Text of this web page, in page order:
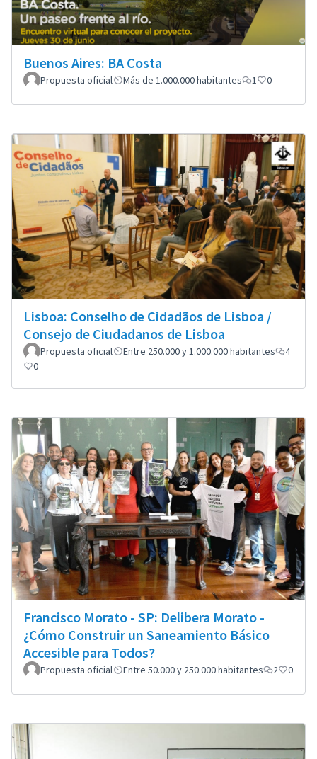
Buenos Aires: BA Costa
Propuesta oficial Más de 1.000.000 habitantes 1 0
Lisboa: Conselho de Cidadãos de Lisboa /
Consejo de Ciudadanos de Lisboa
Propuesta oficial Entre 250.000 y 1.000.000 habitantes
4
0
Francisco Morato - SP: Delibera Morato -
¿Cómo Construir un Saneamiento Básico
Accesible para Todos?
Propuesta oficial Entre 50.000 y 250.000 habitantes 2 0